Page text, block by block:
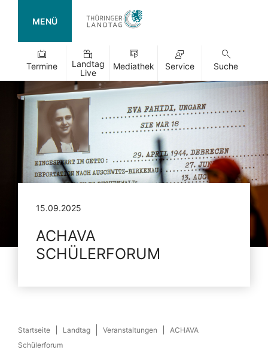
MENÜ
Termine
Landtag
Live
Mediathek Service Suche
15.09.2025
ACHAVA
SCHÜLERFORUM
Startseite Landtag Veranstaltungen
ACHAVA
Schülerforum